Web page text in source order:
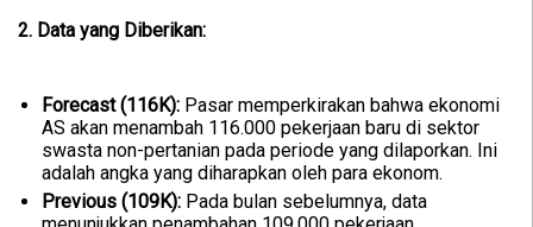
2. Data yang Diberikan:
Forecast (116K): Pasar memperkirakan bahwa ekonomi
AS akan menambah 116.000 pekerjaan baru di sektor
swasta non-pertanian pada periode yang dilaporkan. Ini
adalah angka yang diharapkan oleh para ekonom.
Previous (109K): Pada bulan sebelumnya, data